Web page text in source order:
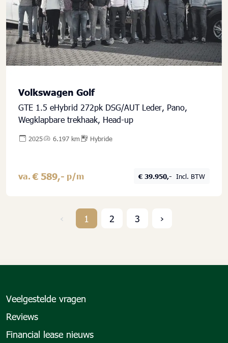
Volkswagen Golf
GTE 1.5 eHybrid 272pk DSG/AUT Leder, Pano,
Wegklapbare trekhaak, Head-up
2025 6.197 km Hybride
va. € 589,- p/m € 39.950,- Incl. BTW
‹ 1 2 3 ›
Veelgestelde vragen
Reviews
Financial lease nieuws